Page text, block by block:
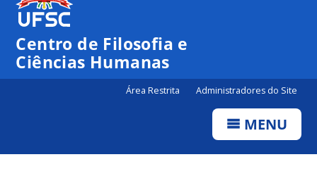
Centro de Filosofia e
Ciências Humanas
Área Restrita Administradores do Site
MENU